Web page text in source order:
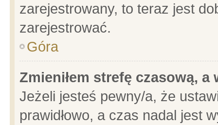
zarejestrowany, to teraz jest
zarejestrować.
Góra
Zmieniłem strefę czasową,
Jeżeli jesteś pewny/a, że
prawidłowo, a czas nadal jest